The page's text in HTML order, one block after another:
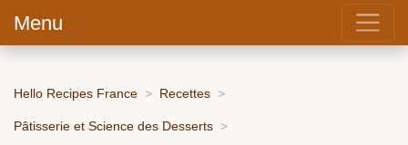
Menu
Hello Recipes France Recettes
Pâtisserie et Science des Desserts